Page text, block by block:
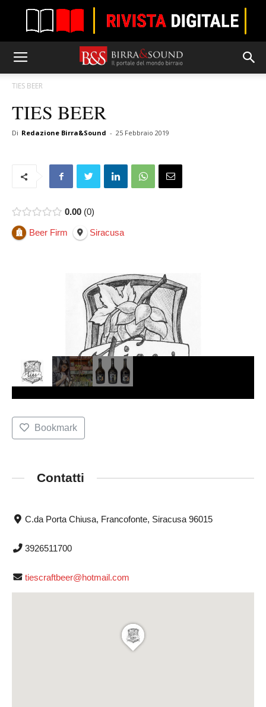
TIES BEER
TIES BEER
Di Redazione Birra&Sound - 25 Febbraio 2019
0.00 0
Beer Firm Siracusa
Bookmark
Contatti
C.da Porta Chiusa, Francofonte, Siracusa 96015
3926511700
tiescraftbeer@hotmail.com